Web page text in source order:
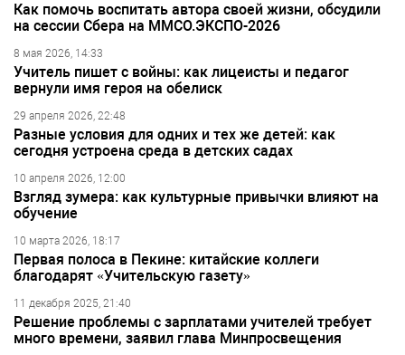
Как помочь воспитать автора своей жизни, обсудили
на сессии Сбера на ММСО.ЭКСПО-2026
8 мая 2026, 14:33
Учитель пишет с войны: как лицеисты и педагог
вернули имя героя на обелиск
29 апреля 2026, 22:48
Разные условия для одних и тех же детей: как
сегодня устроена среда в детских садах
10 апреля 2026, 12:00
Взгляд зумера: как культурные привычки влияют на
обучение
10 марта 2026, 18:17
Первая полоса в Пекине: китайские коллеги
благодарят «Учительскую газету»
11 декабря 2025, 21:40
Решение проблемы с зарплатами учителей требует
много времени, заявил глава Минпросвещения